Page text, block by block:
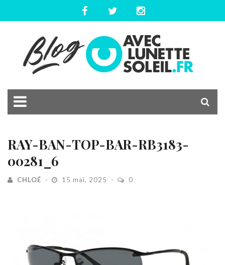
RAY-BAN-TOP-BAR-RB3183-
00281_6
CHLOÉ 15 mai, 2025 0